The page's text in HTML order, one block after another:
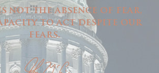
not the absence of fear,
to act despite our
fears.